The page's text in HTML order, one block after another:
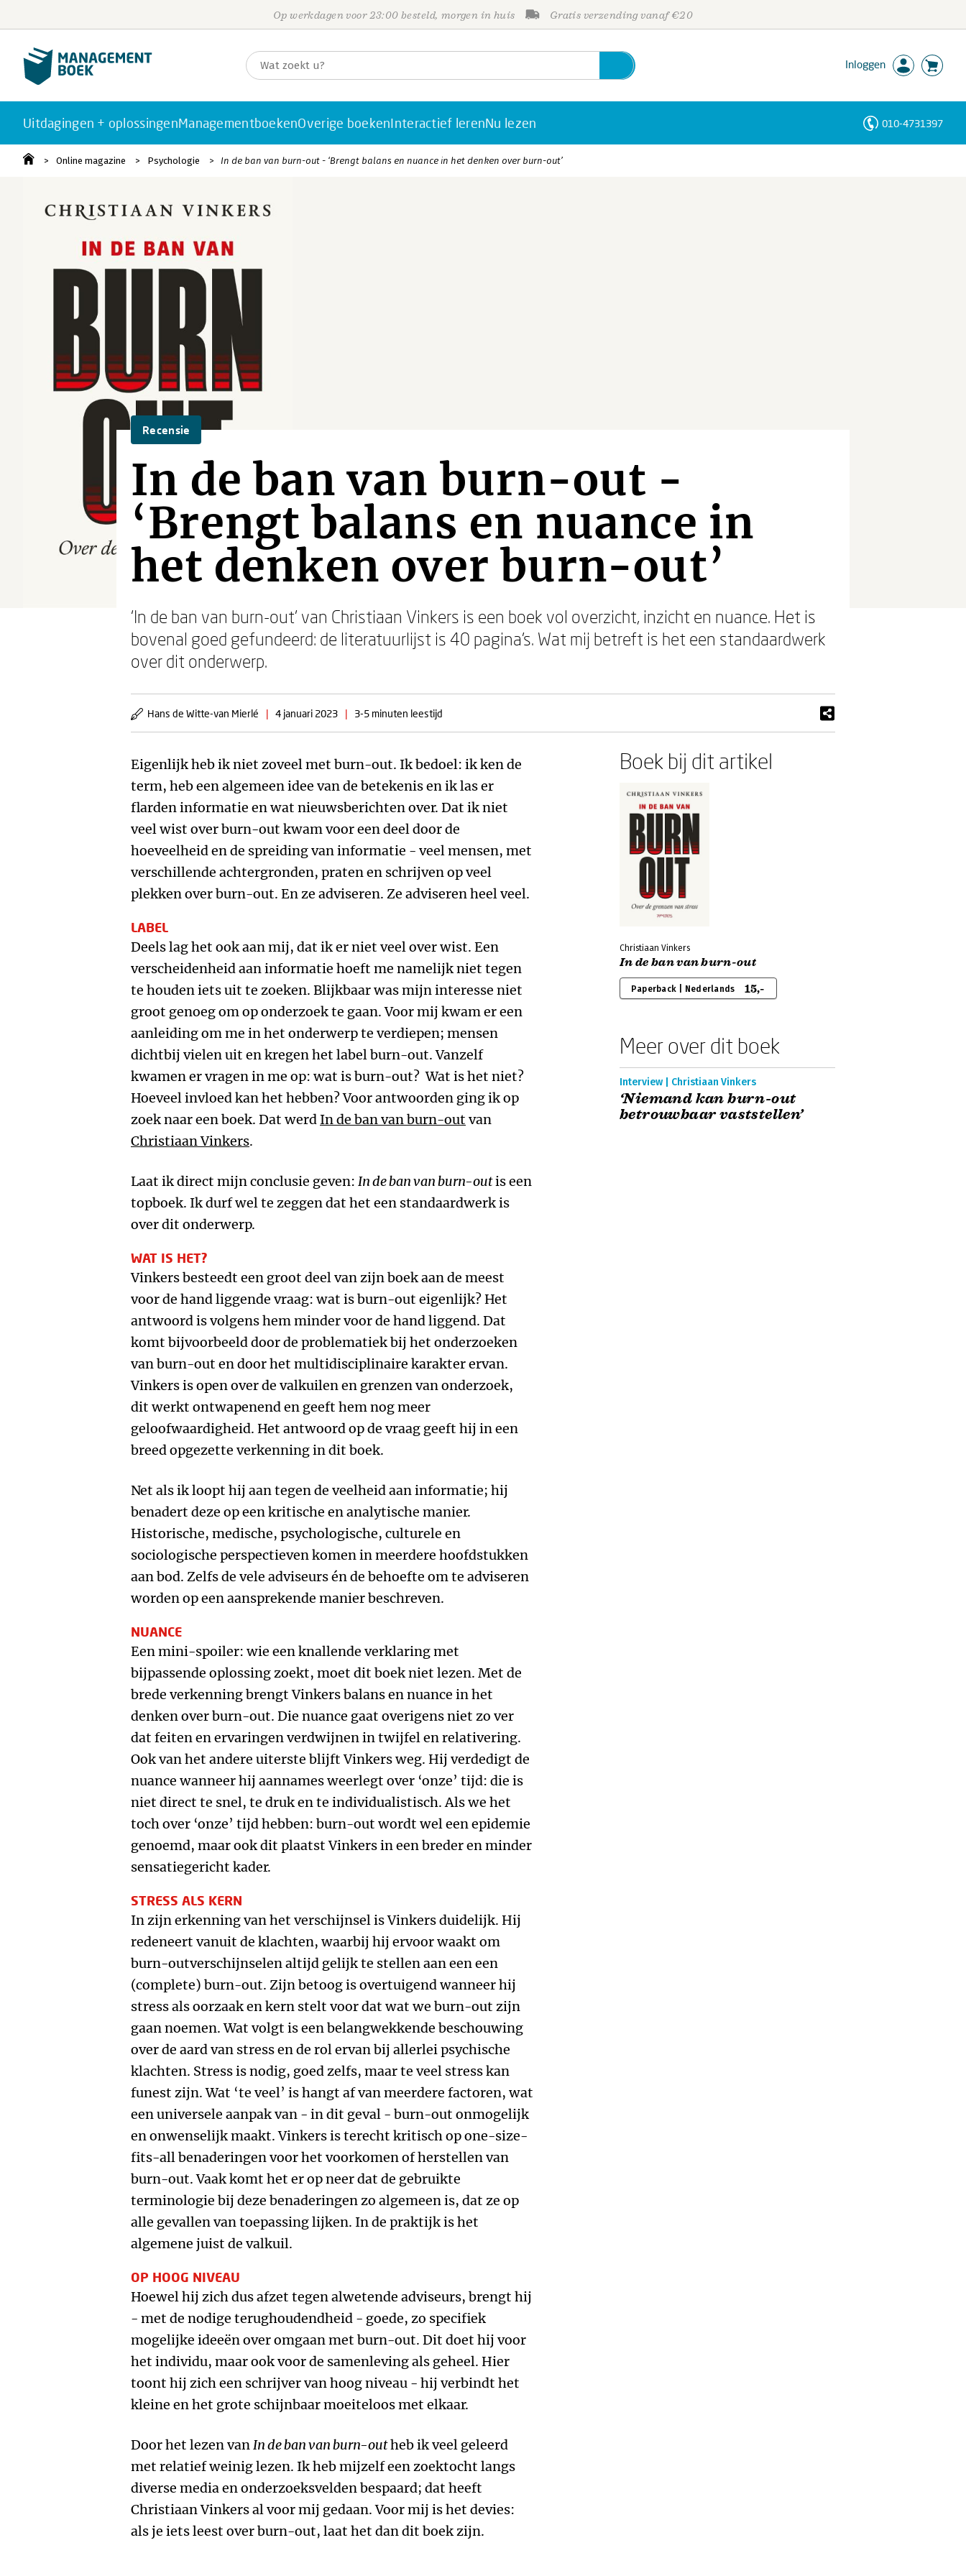
Op werkdagen voor 23:00 besteld, morgen in huis Gratis verzending vanaf €20
Inloggen
Uitdagingen + oplossingenManagementboekenOverige boekenInteractief lerenNu lezen 010-4731397
Online magazine Psychologie In de ban van burn-out - ‘Brengt balans en nuance in het denken over burn-out’
Recensie
In de ban van burn-out -
‘Brengt balans en nuance in
het denken over burn-out’
‘In de ban van burn-out’ van Christiaan Vinkers is een boek vol overzicht, inzicht en nuance. Het is
bovenal goed gefundeerd: de literatuurlijst is 40 pagina's. Wat mij betreft is het een standaardwerk
over dit onderwerp.
Hans de Witte-van Mierlé | 4 januari 2023 | 3-5 minuten leestijd
Eigenlijk heb ik niet zoveel met burn-out. Ik bedoel: ik ken de
term, heb een algemeen idee van de betekenis en ik las er
flarden informatie en wat nieuwsberichten over. Dat ik niet
veel wist over burn-out kwam voor een deel door de
hoeveelheid en de spreiding van informatie - veel mensen, met
verschillende achtergronden, praten en schrijven op veel
plekken over burn-out. En ze adviseren. Ze adviseren heel veel.
LABEL
Deels lag het ook aan mij, dat ik er niet veel over wist. Een
verscheidenheid aan informatie hoeft me namelijk niet tegen
te houden iets uit te zoeken. Blijkbaar was mijn interesse niet
groot genoeg om op onderzoek te gaan. Voor mij kwam er een
aanleiding om me in het onderwerp te verdiepen; mensen
dichtbij vielen uit en kregen het label burn-out. Vanzelf
kwamen er vragen in me op: wat is burn-out? Wat is het niet?
Hoeveel invloed kan het hebben? Voor antwoorden ging ik op
zoek naar een boek. Dat werd In de ban van burn-out van
Christiaan Vinkers.
Laat ik direct mijn conclusie geven: In de ban van burn-outis een
topboek. Ik durf wel te zeggen dat het een standaardwerk is
over dit onderwerp.
WAT IS HET?
Vinkers besteedt een groot deel van zijn boek aan de meest
voor de hand liggende vraag: wat is burn-out eigenlijk? Het
antwoord is volgens hem minder voor de hand liggend. Dat
komt bijvoorbeeld door de problematiek bij het onderzoeken
van burn-out en door het multidisciplinaire karakter ervan.
Vinkers is open over de valkuilen en grenzen van onderzoek,
dit werkt ontwapenend en geeft hem nog meer
geloofwaardigheid. Het antwoord op de vraag geeft hij in een
breed opgezette verkenning in dit boek.
Net als ik loopt hij aan tegen de veelheid aan informatie; hij
benadert deze op een kritische en analytische manier.
Historische, medische, psychologische, culturele en
sociologische perspectieven komen in meerdere hoofdstukken
aan bod. Zelfs de vele adviseurs én de behoefte om te adviseren
worden op een aansprekende manier beschreven.
NUANCE
Een mini-spoiler: wie een knallende verklaring met
bijpassende oplossing zoekt, moet dit boek niet lezen. Met de
brede verkenning brengt Vinkers balans en nuance in het
denken over burn-out. Die nuance gaat overigens niet zo ver
dat feiten en ervaringen verdwijnen in twijfel en relativering.
Ook van het andere uiterste blijft Vinkers weg. Hij verdedigt de
nuance wanneer hij aannames weerlegt over ‘onze’ tijd: die is
niet direct te snel, te druk en te individualistisch. Als we het
toch over ‘onze’ tijd hebben: burn-out wordt wel een epidemie
genoemd, maar ook dit plaatst Vinkers in een breder en minder
sensatiegericht kader.
STRESS ALS KERN
In zijn erkenning van het verschijnsel is Vinkers duidelijk. Hij
redeneert vanuit de klachten, waarbij hij ervoor waakt om
burn-outverschijnselen altijd gelijk te stellen aan een een
(complete) burn-out. Zijn betoog is overtuigend wanneer hij
stress als oorzaak en kern stelt voor dat wat we burn-out zijn
gaan noemen. Wat volgt is een belangwekkende beschouwing
over de aard van stress en de rol ervan bij allerlei psychische
klachten. Stress is nodig, goed zelfs, maar te veel stress kan
funest zijn. Wat ‘te veel’ is hangt af van meerdere factoren, wat
een universele aanpak van - in dit geval - burn-out onmogelijk
en onwenselijk maakt. Vinkers is terecht kritisch op one-size-
fits-all benaderingen voor het voorkomen of herstellen van
burn-out. Vaak komt het er op neer dat de gebruikte
terminologie bij deze benaderingen zo algemeen is, dat ze op
alle gevallen van toepassing lijken. In de praktijk is het
algemene juist de valkuil.
OP HOOG NIVEAU
Hoewel hij zich dus afzet tegen alwetende adviseurs, brengt hij
- met de nodige terughoudendheid - goede, zo specifiek
mogelijke ideeën over omgaan met burn-out. Dit doet hij voor
het individu, maar ook voor de samenleving als geheel. Hier
toont hij zich een schrijver van hoog niveau - hij verbindt het
kleine en het grote schijnbaar moeiteloos met elkaar.
Door het lezen vanIn de ban van burn-outheb ik veel geleerd
met relatief weinig lezen. Ik heb mijzelf een zoektocht langs
diverse media en onderzoeksvelden bespaard; dat heeft
Christiaan Vinkers al voor mij gedaan. Voor mij is het devies:
als je iets leest over burn-out, laat het dan dit boek zijn.
Boek bij dit artikel
Christiaan Vinkers
In de ban van burn-out
Paperback | Nederlands 15,-
Meer over dit boek
Interview | Christiaan Vinkers
‘Niemand kan burn-out
betrouwbaar vaststellen’
Personen